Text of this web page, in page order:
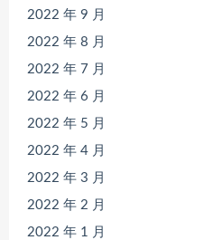
2022 年 9 月
2022 年 8 月
2022 年 7 月
2022 年 6 月
2022 年 5 月
2022 年 4 月
2022 年 3 月
2022 年 2 月
2022 年 1 月